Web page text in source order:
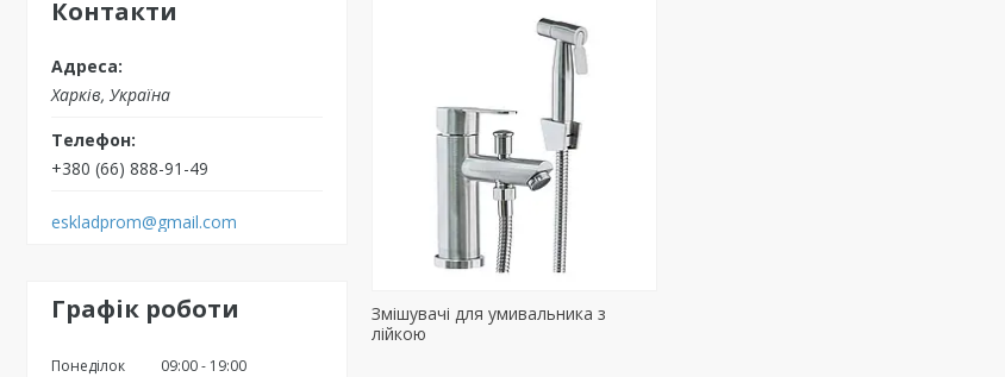
Контакти
Харків, Україна
+380 (66) 888-91-49
eskladprom@gmail.com
Графік роботи
Понеділок 09:00
19:00
Змішувачі для умивальника з
лійкою